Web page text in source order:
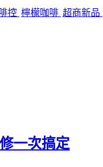
控 檸檬咖啡 超商新品
一次搞定